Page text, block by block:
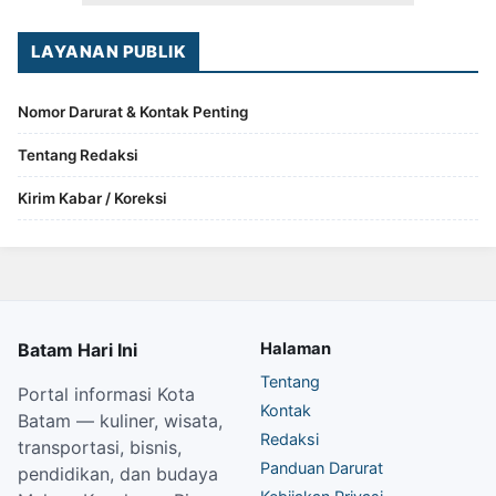
LAYANAN PUBLIK
Nomor Darurat & Kontak Penting
Tentang Redaksi
Kirim Kabar / Koreksi
Batam Hari Ini
Portal informasi Kota
Batam — kuliner, wisata,
transportasi, bisnis,
pendidikan, dan budaya
Halaman
Tentang
Kontak
Redaksi
Panduan Darurat